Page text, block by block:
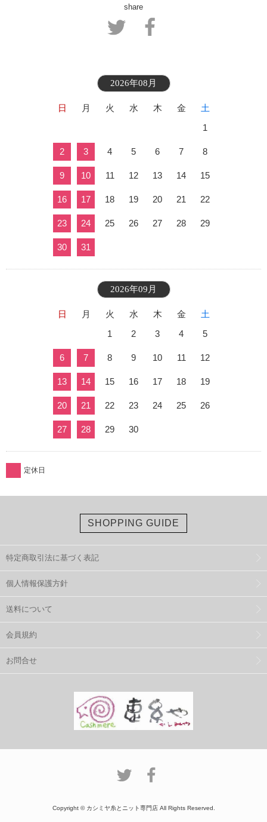
share
2026年08月
日 月 火 水 木 金
土
1
2 3 4 5 6 7 8
9 10 11 12 13 14 15
16 17 18 19 20 21 22
23 24 25 26 27 28 29
30 31
2026年09月
日 月 火 水 木 金
土
1
2 3 4 5
6 7 8 9 10 11 12
13 14 15 16 17 18 19
20 21 22 23 24 25 26
27 28 29 30
定休日
SHOPPING GUIDE
特定商取引法に基づく表記
個人情報保護方針
送料について
会員規約
お問合せ
Copyright © カシミヤ糸とニット専門店 All Rights Reserved.